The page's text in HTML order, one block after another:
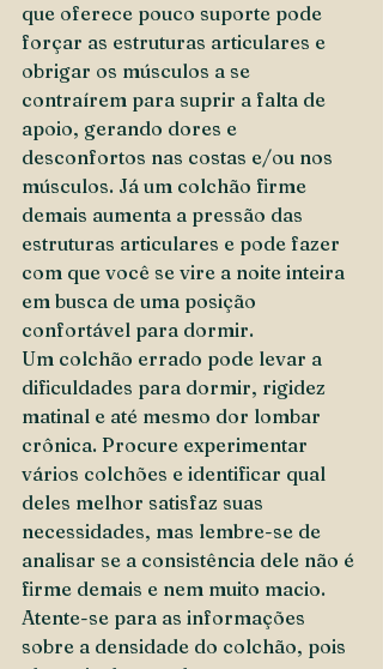
que oferece pouco suporte pode
forçar as estruturas articulares e
obrigar os músculos a se
contraírem para suprir a falta de
apoio, gerando dores e
desconfortos nas costas e/ou nos
músculos. Já um colchão firme
demais aumenta a pressão das
estruturas articulares e pode fazer
com que você se vire a noite inteira
em busca de uma posição
confortável para dormir.
Um colchão errado pode levar a
dificuldades para dormir, rigidez
matinal e até mesmo dor lombar
crônica. Procure experimentar
vários colchões e identificar qual
deles melhor satisfaz suas
necessidades, mas lembre-se de
analisar se a consistência dele não é
firme demais e nem muito macio.
Atente-se para as informações
sobre a densidade do colchão, pois